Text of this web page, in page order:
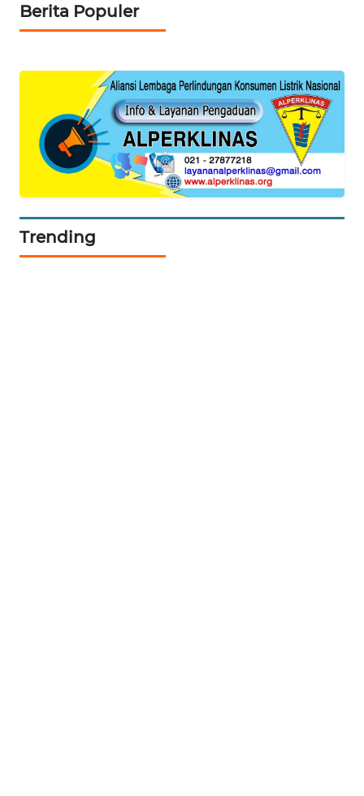
Berita Populer
Trending
KARAWANG
WN
BOGOR
DEPOK
WN
TAPANULI